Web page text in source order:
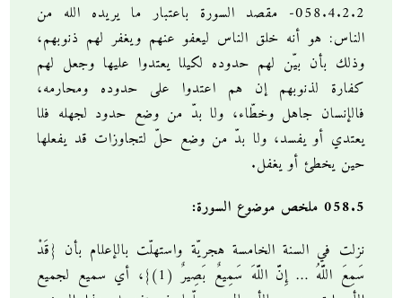
058.4.2.2- مقصد السورة باعتبار ما يريده الله من
الناس: هو أنه خلق الناس ليعفو عنهم ويغفر لهم ذنوبهم،
وذلك بأن بيّن لهم حدوده لكيلا يعتدوا عليها وجعل لهم
كفارة لذنوبهم إن هم اعتدوا على حدوده ومحارمه،
فالإنسان جاهل وخطّاء، ولا بدّ من وضع حدود لجهله فلا
يعتدي أو يفسد، ولا بدّ من وضع حلّ لتجاوزات قد يفعلها
حين يخطئ أو يغفل.
058.5 ملخص موضوع السورة:
نزلت في السنة الخامسة هجريّة واستهلّت بالإعلام بأن {قَدْ
سَمِعَ اللَّهُ … إِنَّ اللَّهَ سَمِيعٌ بَصِيرٌ (1)}، أي سميع لجميع